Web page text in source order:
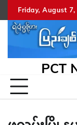
to
content
Friday, August
PCT